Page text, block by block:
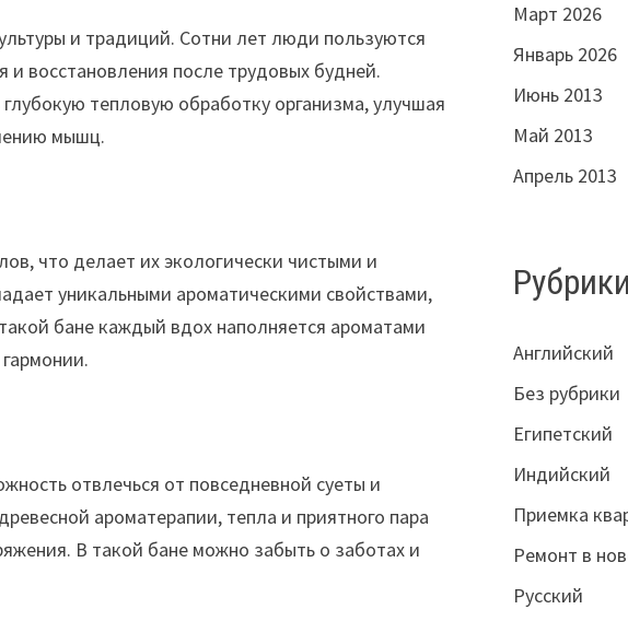
и традиций. Сотни лет люди пользуются
восстановления после трудовых будней.
тепловую обработку организма, улучшая
мышц.
что делает их экологически чистыми и
уникальными ароматическими свойствами,
бане каждый вдох наполняется ароматами
отвлечься от повседневной суеты и
ароматерапии, тепла и приятного пара
В такой бане можно забыть о заботах и
Март 2026
Январь 2026
Июнь 2013
Май 2013
Апрель 2013
Рубрики
Английский
Без рубрики
Египетский
Индийский
Приемка
Ремонт в
Русский